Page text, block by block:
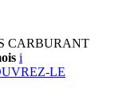
CARBURANT
i
LE